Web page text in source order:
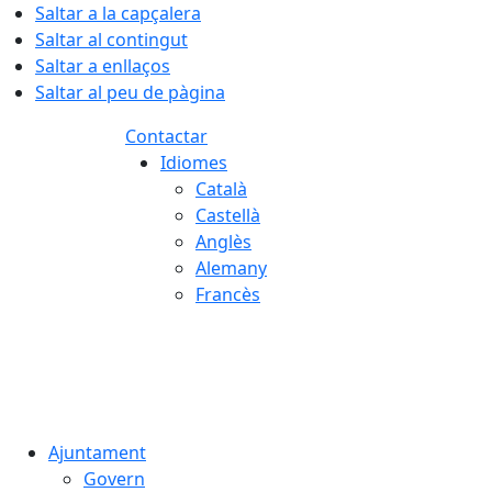
Saltar a la capçalera
Saltar al contingut
Saltar a enllaços
Saltar al peu de pàgina
Contactar
Idiomes
Català
Castellà
Anglès
Alemany
Francès
Ajuntament
Govern